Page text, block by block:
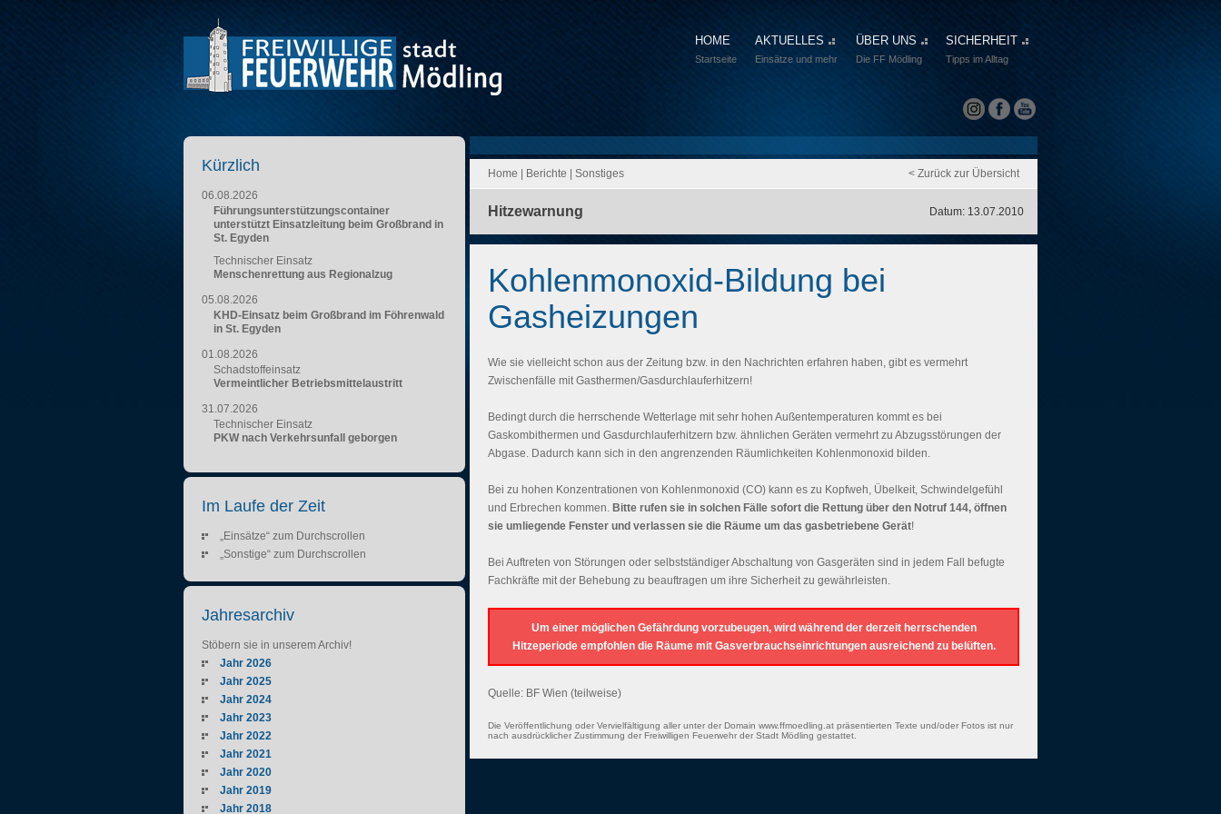
HOME
Startseite
AKTUELLES
Einsätze und mehr
ÜBER UNS
Die FF Mödling
SICHERHEIT
Tipps im Alltag
Home Berichte Sonstiges < Zurück zur Übersicht
Hitzewarnung Datum: 13.07.2010
Kohlenmonoxid-Bildung bei
Gasheizungen
Wie sie vielleicht schon aus der Zeitung bzw. in den Nachrichten erfahren haben, gibt es vermehrt
Zwischenfälle mit Gasthermen/Gasdurchlauferhitzern!
Bedingt durch die herrschende Wetterlage mit sehr hohen Außentemperaturen kommt es bei
Gaskombithermen und Gasdurchlauferhitzern bzw. ähnlichen Geräten vermehrt zu Abzugsstörungen der
Abgase. Dadurch kann sich in den angrenzenden Räumlichkeiten Kohlenmonoxid bilden.
Bei zu hohen Konzentrationen von Kohlenmonoxid (CO) kann es zu Kopfweh, Übelkeit, Schwindelgefühl
und Erbrechen kommen. Bitte rufen sie in solchen Fälle sofort die Rettung über den Notruf 144, öffnen
sie umliegende Fenster und verlassen sie die Räume um das gasbetriebene Gerät!
Bei Auftreten von Störungen oder selbstständiger Abschaltung von Gasgeräten sind in jedem Fall befugte
Fachkräfte mit der Behebung zu beauftragen um ihre Sicherheit zu gewährleisten.
Um einer möglichen Gefährdung vorzubeugen, wird während der derzeit herrschenden
Hitzeperiode empfohlen die Räume mit Gasverbrauchseinrichtungen ausreichend zu belüften.
Quelle: BF Wien (teilweise)
Die Veröffentlichung oder Vervielfältigung aller unter der Domain www.ffmoedling.at präsentierten Texte und/oder Fotos ist nur
nach ausdrücklicher Zustimmung der Freiwilligen Feuerwehr der Stadt Mödling gestattet.
Kürzlich
06.08.2026
Führungsunterstützungscontainer
unterstützt Einsatzleitung beim Großbrand in
St. Egyden
Technischer Einsatz
Menschenrettung aus Regionalzug
05.08.2026
KHD-Einsatz beim Großbrand im Föhrenwald
in St. Egyden
01.08.2026
Schadstoffeinsatz
Vermeintlicher Betriebsmittelaustritt
31.07.2026
Technischer Einsatz
PKW nach Verkehrsunfall geborgen
Im Laufe der Zeit
„Einsätze“ zum Durchscrollen
„Sonstige“ zum Durchscrollen
Jahresarchiv
Stöbern sie in unserem Archiv!
Jahr 2026
Jahr 2025
Jahr 2024
Jahr 2023
Jahr 2022
Jahr 2021
Jahr 2020
Jahr 2019
Jahr 2018